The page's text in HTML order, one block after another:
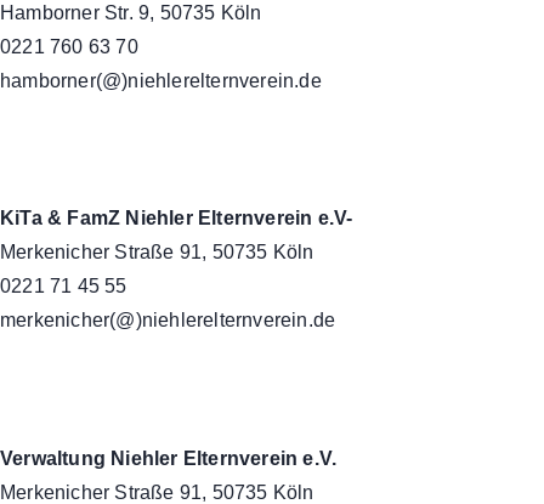
Hamborner Str. 9, 50735 Köln
0221 760 63 70
hamborner(@)niehlerelternverein.de
KiTa & FamZ Niehler Elternverein e.V-
Merkenicher Straße 91, 50735 Köln
0221 71 45 55
merkenicher(@)niehlerelternverein.de
Verwaltung Niehler Elternverein e.V.
Merkenicher Straße 91, 50735 Köln